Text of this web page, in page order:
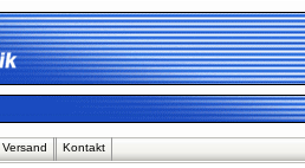
Versand Kontakt